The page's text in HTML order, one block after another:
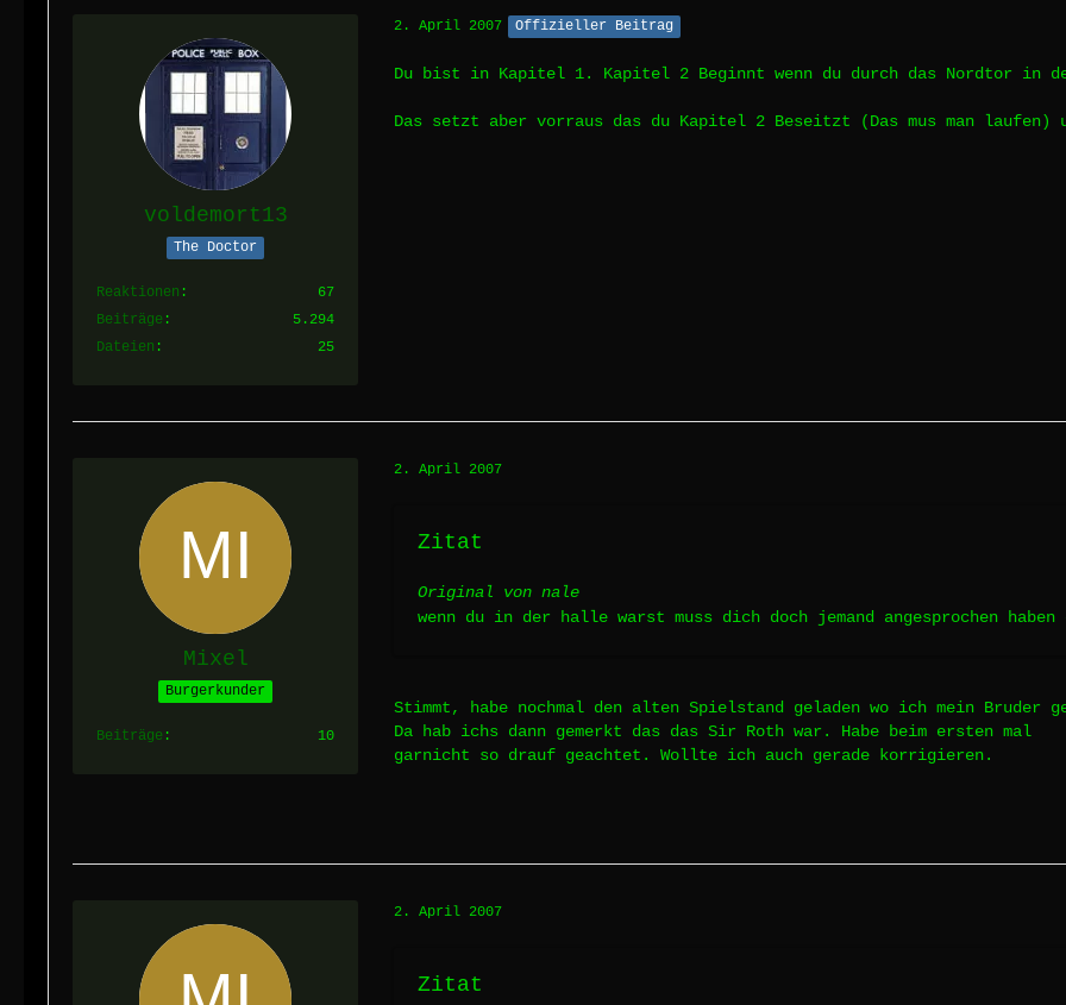
voldemort13
The Doctor
Reaktionen
67
Beiträge
5.294
Dateien
25
2. April 2007 Offizieller Beitrag
Du bist in Kapitel 1. Kapitel 2 Beginnt wenn du durch das Nordtor in
Das setzt aber vorraus das du Kapitel 2 Beseitzt (Das mus man
Mixel
Burgerkunder
Beiträge 10
2. April 2007
Zitat
Original von nale
wenn du in der halle warst muss dich doch jemand angesprochen
Stimmt, habe nochmal den alten Spielstand geladen wo ich mein Bruder
Da hab ichs dann gemerkt das das Sir Roth war. Habe beim ersten mal
garnicht so drauf geachtet. Wollte ich auch gerade korrigieren.
2. April 2007
Zitat